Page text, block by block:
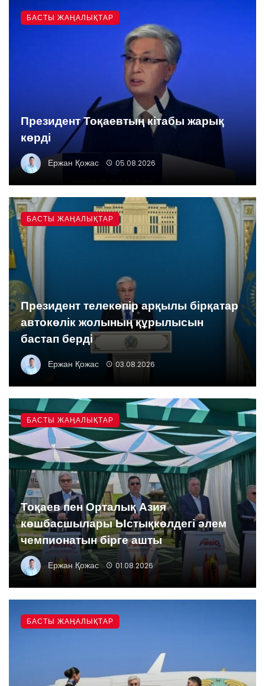
Президент Тоқаевтың кітабы жарық
көрді
Ержан Қожас 05.08.2026
БАСТЫ ЖАҢАЛЫҚТАР
Президент телекөпір арқылы бірқатар
автокөлік жолының құрылысын
бастап берді
Ержан Қожас 03.08.2026
БАСТЫ ЖАҢАЛЫҚТАР
Тоқаев пен Орталық Азия
көшбасшылары Ыстықкөлдегі әлем
чемпионатын бірге ашты
Ержан Қожас 01.08.2026
БАСТЫ ЖАҢАЛЫҚТАР
БАСТЫ ЖАҢАЛЫҚТАР